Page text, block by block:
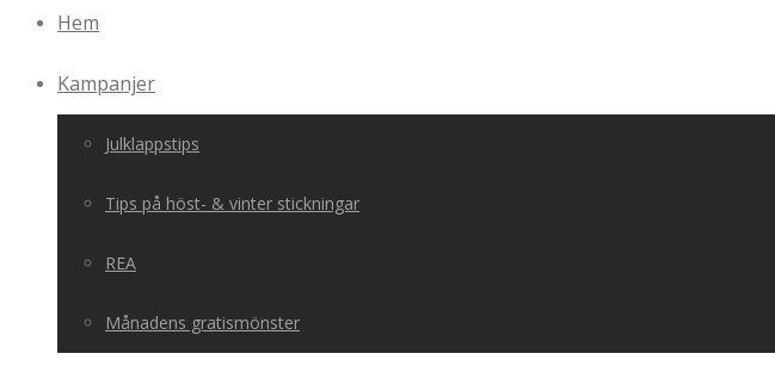
Hem
Kampanjer
Julklappstips
Tips på höst- & vinter stickningar
REA
Månadens gratismönster